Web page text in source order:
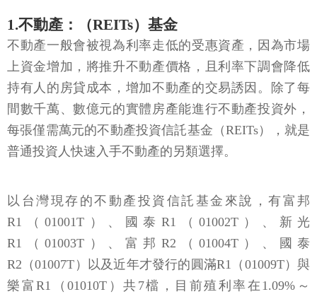
1.不動產：（REITs）基金
不動產一般會被視為利率走低的受惠資產，因為市場
上資金增加，將推升不動產價格，且利率下調會降低
持有人的房貸成本，增加不動產的交易誘因。除了每
間數千萬、數億元的實體房產能進行不動產投資外，
每張僅需萬元的不動產投資信託基金（REITs），就是
普通投資人快速入手不動產的另類選擇。
以台灣現存的不動產投資信託基金來說，有富邦
R1（01001T）、國泰R1（01002T）、新光
R1（01003T）、富邦R2（01004T）、國泰
R2（01007T）以及近年才發行的圓滿R1（01009T）與
樂富R1（01010T）共7檔，目前殖利率在1.09%～